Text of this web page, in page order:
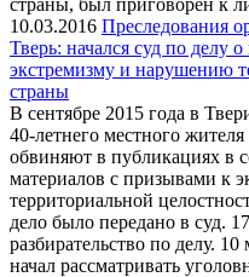
10.03.2016 Преследования
Тверь: начался суд по делу
экстремизму и нарушению
страны
В сентябре 2015 года в
40-летнего местного
обвиняют в публикациях в
материалов с призывами к
территориальной
дело было передано в суд.
разбирательство по делу.
начал рассматривать